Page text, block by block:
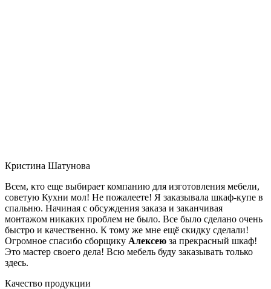
Кристина Шатунова
Всем, кто еще выбирает компанию для изготовления мебели,
советую Кухни мол! Не пожалеете! Я заказывала шкаф-купе в
спальню. Начиная с обсуждения заказа и заканчивая
монтажом никаких проблем не было. Все было сделано очень
быстро и качественно. К тому же мне ещё скидку сделали!
Огромное спасибо сборщику Алексею за прекрасный шкаф!
Это мастер своего дела! Всю мебель буду заказывать только
здесь.
Качество продукции